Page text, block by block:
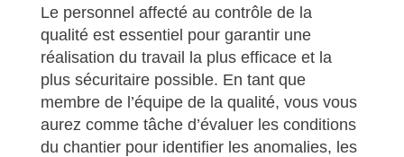
Le personnel affecté au contrôle de la
qualité est essentiel pour garantir une
réalisation du travail la plus efficace et la
plus sécuritaire possible. En tant que
membre de l’équipe de la qualité, vous vous
aurez comme tâche d’évaluer les conditions
du chantier pour identifier les anomalies, les